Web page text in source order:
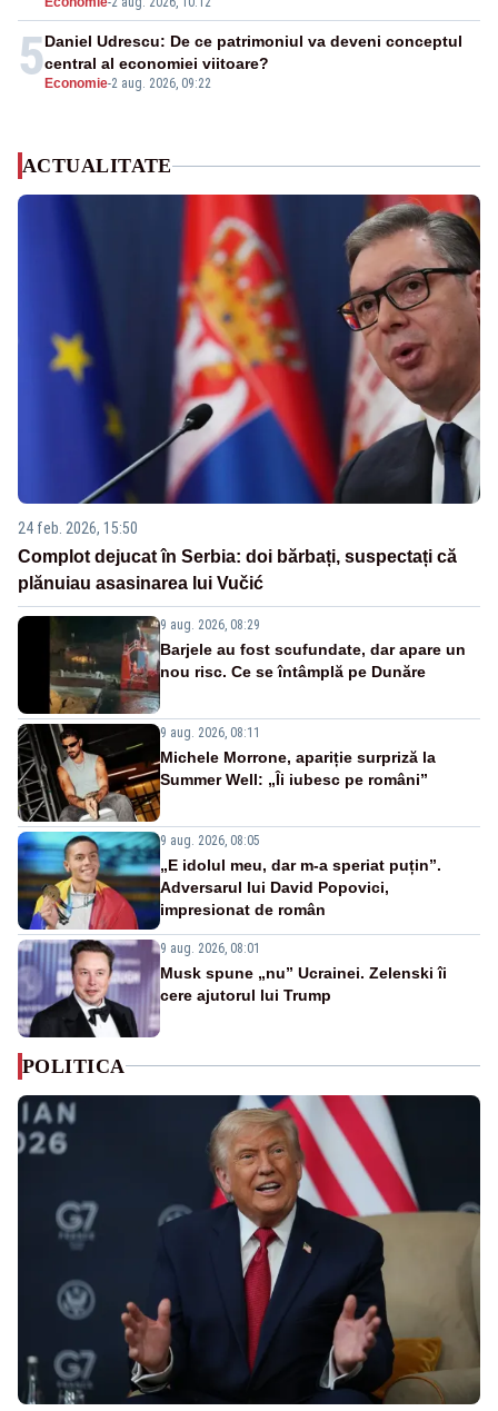
5 Economie-2 aug. 2026, 09:22
Daniel Udrescu: De ce patrimoniul va deveni conceptul
central al economiei viitoare?
ACTUALITATE
24 feb. 2026, 15:50
Complot dejucat în Serbia: doi bărbați, suspectați că
plănuiau asasinarea lui Vučić
9 aug. 2026, 08:29
Barjele au fost scufundate, dar apare un
nou risc. Ce se întâmplă pe Dunăre
9 aug. 2026, 08:11
Michele Morrone, apariție surpriză la
Summer Well: „Îi iubesc pe români”
9 aug. 2026, 08:05
„E idolul meu, dar m-a speriat puțin”.
Adversarul lui David Popovici,
impresionat de român
9 aug. 2026, 08:01
Musk spune „nu” Ucrainei. Zelenski îi
cere ajutorul lui Trump
POLITICA